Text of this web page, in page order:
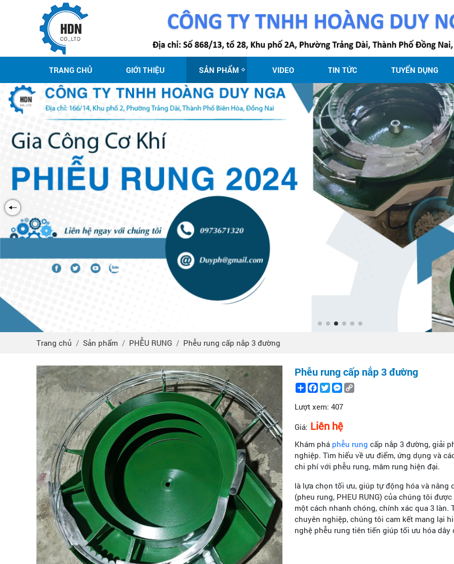
TRANG CHỦ GIỚI THIỆU SẢN PHẨM VIDEO TIN TỨC TUYỂN DỤNG
Trang chủ Sản phẩm PHỄU RUNG Phễu rung cấp nắp 3 đường
Phễu rung cấp nắp 3 đường
ShareFacebook
TwitterMessenger
Lượt xem: 407
Giá: Liên hệ
Khám phá phễu rung cấp nắp 3 đường, giải
nghiệp. Tìm hiểu về ưu điểm, ứng dụng và
chi phí với phễu rung, mâm rung hiện đại.
là lựa chọn tối ưu, giúp tự động hóa và nâng
(pheu rung, PHEU RUNG) của chúng tôi
một cách nhanh chóng, chính xác qua 3
chuyên nghiệp, chúng tôi cam kết mang lại
nghệ phễu rung tiên tiến giúp tối ưu hóa dây